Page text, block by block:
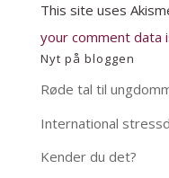
This site uses
your comment data
Nyt på bloggen
Røde tal til
International
Kender du det?